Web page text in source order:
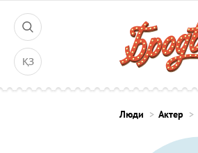
ҚЗ
Люди Актер